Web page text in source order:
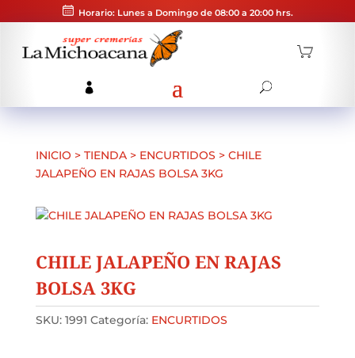
Horario: Lunes a Domingo de 08:00 a 20:00 hrs.
INICIO > TIENDA> ENCURTIDOS > CHILE
JALAPEÑO EN RAJAS BOLSA 3KG
CHILE JALAPEÑO EN RAJAS
BOLSA 3KG
SKU: 1991 Categoría: ENCURTIDOS